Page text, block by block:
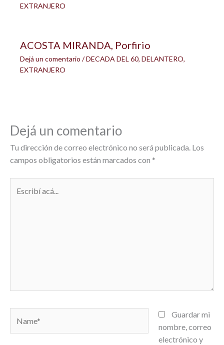
EXTRANJERO
ACOSTA MIRANDA, Porfirio
Dejá un comentario /DECADA DEL 60, DELANTERO,
EXTRANJERO
Dejá un comentario
Tu dirección de correo electrónico no será publicada. Los
campos obligatorios están marcados con *
acá...
Guardar mi
nombre, correo
electrónico y